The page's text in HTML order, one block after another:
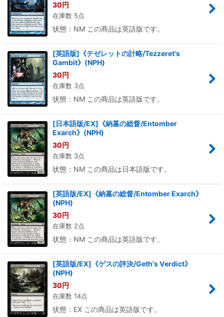
30円
在庫数 5点
状態：NM この商品は英語版です。
[英語版]《テゼレットの計略/Tezzeret's
Gambit》(NPH)
30円
在庫数 3点
状態：NM この商品は英語版です。
[日本語版/EX]《納墓の総督/Entomber
Exarch》(NPH)
30円
在庫数 3点
状態：NM この商品は日本語版です。
[英語版/EX]《納墓の総督/Entomber Exarch》
(NPH)
30円
在庫数 2点
状態：NM この商品は英語版です。
[英語版/EX]《ゲスの評決/Geth's Verdict》
(NPH)
30円
在庫数 14点
状態：EX この商品は英語版です。